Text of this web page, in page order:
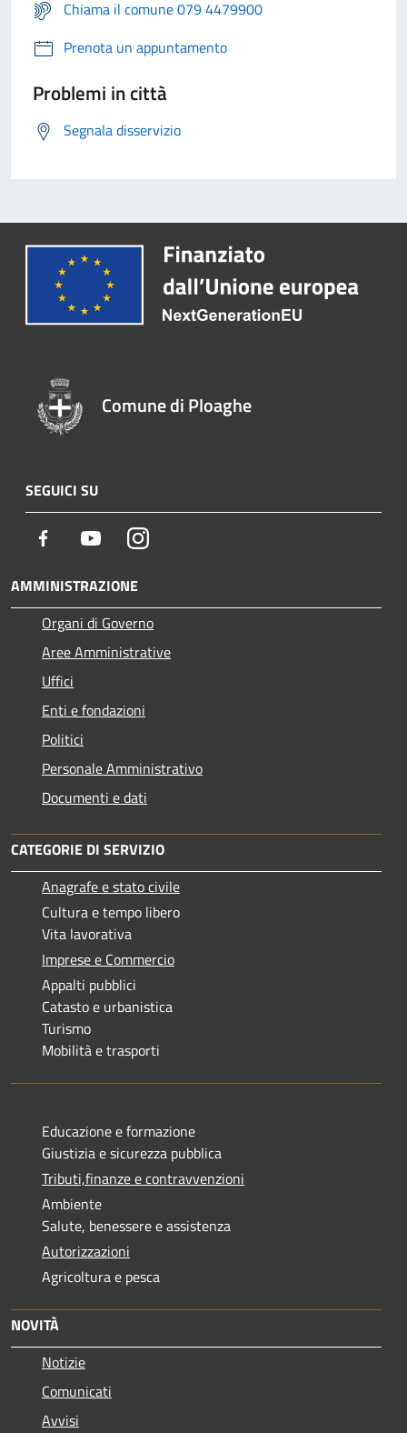
Chiama il comune 079 4479900
Prenota un appuntamento
Problemi in città
Segnala disservizio
Comune di Ploaghe
SEGUICI SU
Facebook YoutubeInstagram
AMMINISTRAZIONE
Organi di Governo
Aree Amministrative
Uffici
Enti e fondazioni
Politici
Personale Amministrativo
Documenti e dati
CATEGORIE DI SERVIZIO
Anagrafe e stato civile
Cultura e tempo libero
Vita lavorativa
Imprese e Commercio
Appalti pubblici
Catasto e urbanistica
Turismo
Mobilità e trasporti
Educazione e formazione
Giustizia e sicurezza pubblica
Tributi,finanze e contravvenzioni
Ambiente
Salute, benessere e assistenza
Autorizzazioni
Agricoltura e pesca
NOVITÀ
Notizie
Comunicati
Avvisi